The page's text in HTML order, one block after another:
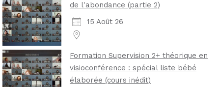
de l'abondance (partie 2)
15 Août 26
Formation Supervision 2+ théorique en
visioconférence : spécial liste bébé
élaborée (cours inédit)